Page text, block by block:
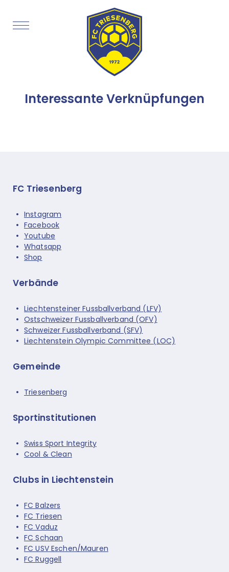
Interessante Verknüpfungen
FC Triesenberg
Instagram
Facebook
Youtube
Whatsapp
Shop
Verbände
Liechtensteiner Fussballverband (LFV)
Ostschweizer Fussballverband (OFV)
Schweizer Fussballverband (SFV)
Liechtenstein Olympic Committee (LOC)
Gemeinde
Triesenberg
Sportinstitutionen
Swiss Sport Integrity
Cool & Clean
Clubs in Liechtenstein
FC Balzers
FC Triesen
FC Vaduz
FC Schaan
FC USV Eschen/Mauren
FC Ruggell